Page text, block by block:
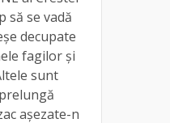
să se vadă
decupate
fagilor și
sunt
aşezate-n